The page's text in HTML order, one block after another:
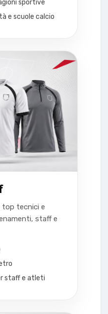
sportive
e scuole calcio
top tecnici e
staff e
staff e atleti